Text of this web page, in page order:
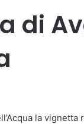
di
la